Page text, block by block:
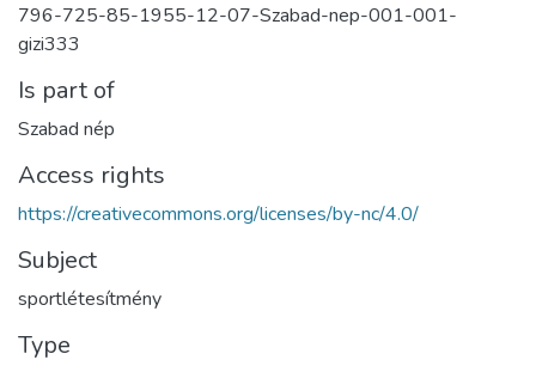
796-725-85-1955-12-07-Szabad-nep-001-001-
gizi333
Is part of
Szabad nép
Access rights
https://creativecommons.org/licenses/by-nc/4.0/
Subject
sportlétesítmény
Type